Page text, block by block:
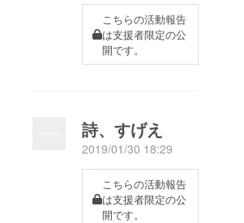
こちらの活動報告
は支援者限定の公
開です。
詩、すげえ
2019/01/30 18:29
こちらの活動報告
は支援者限定の公
開です。